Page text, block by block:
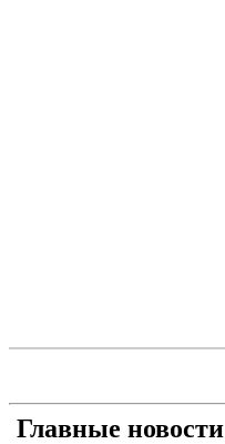
Главные новости